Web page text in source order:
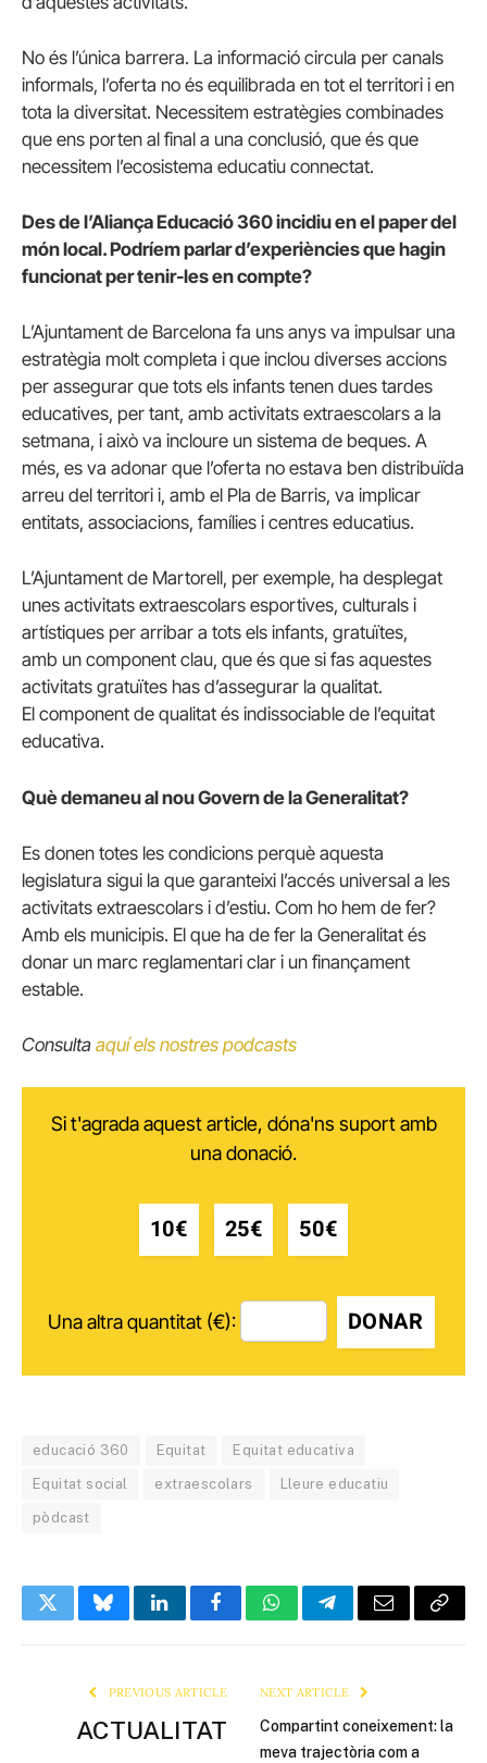
No és l’única barrera. La informació circula per canals
informals, l’oferta no és equilibrada en tot el territori i en
tota la diversitat. Necessitem estratègies combinades
que ens porten al final a una conclusió, que és que
necessitem l’ecosistema educatiu connectat.
Des de l’Aliança Educació 360 incidiu en el paper del
món local. Podríem parlar d’experiències que hagin
funcionat per tenir-les en compte?
L’Ajuntament de Barcelona fa uns anys va impulsar una
estratègia molt completa i que inclou diverses accions
per assegurar que tots els infants tenen dues tardes
educatives, per tant, amb activitats extraescolars a la
setmana, i això va incloure un sistema de beques. A
més, es va adonar que l’oferta no estava ben distribuïda
arreu del territori i, amb el Pla de Barris, va implicar
entitats, associacions, famílies i centres educatius.
L’Ajuntament de Martorell, per exemple, ha desplegat
unes activitats extraescolars esportives, culturals i
artístiques per arribar a tots els infants, gratuïtes,
amb un component clau, que és que si fas aquestes
activitats gratuïtes has d’assegurar la qualitat.
El component de qualitat és indissociable de l’equitat
educativa.
Què demaneu al nou Govern de la Generalitat?
Es donen totes les condicions perquè aquesta
legislatura sigui la que garanteixi l’accés universal a les
activitats extraescolars i d’estiu. Com ho hem de fer?
Amb els municipis. El que ha de fer la Generalitat és
donar un marc reglamentari clar i un finançament
estable.
Consulta aquí els nostres podcasts
Si t'agrada aquest article, dóna'ns suport amb
una donació.
10€ 25€ 50€
Una altra quantitat (€): DONAR
educació 360 Equitat Equitat educativa
Equitat social extraescolars Lleure educatiu
pòdcast
TwitterBlueskyLinkedInFacebookWhatsAppTelegramEmail Copy
PREVIOUS ARTICLE
ACTUALITAT
NEXT ARTICLE
Compartint coneixement: la
meva trajectòria com a